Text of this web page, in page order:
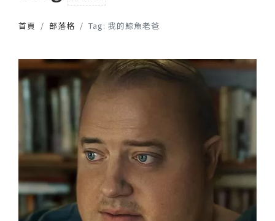
首頁 部落格 Tag: 我的鯨魚老爸